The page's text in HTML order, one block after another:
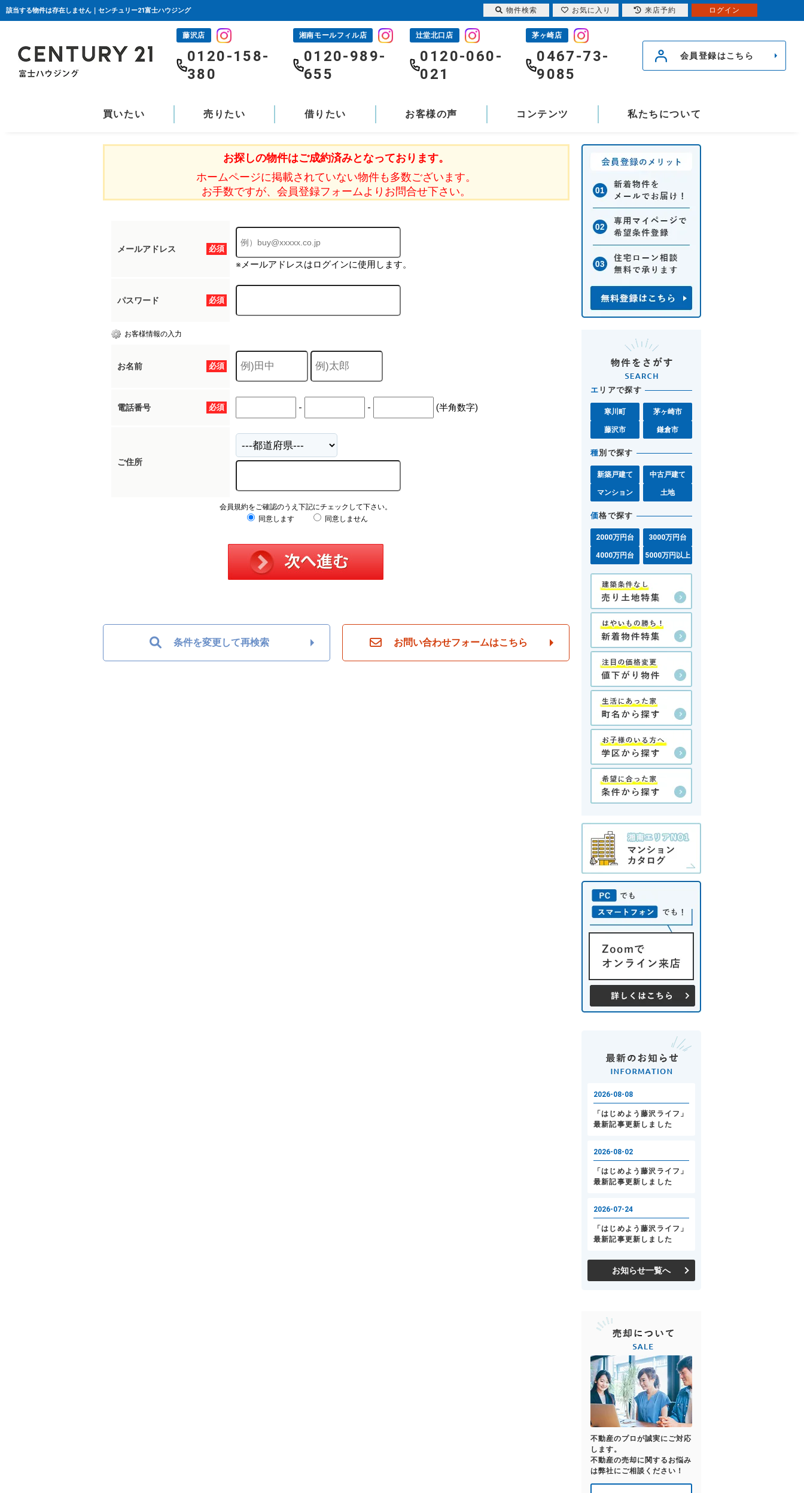
該当する物件は存在しません｜センチュリー21富士ハウジング
藤沢店
0120-158-
380
湘南モールフィル店
0120-989-
655
辻堂北口店
0120-060-
021
茅ヶ崎店
0467-73-
9085
会員登録はこちら
買いたい 売りたい 借りたい お客様の声 コンテンツ 私たちについて
お探しの物件はご成約済みとなっております。
ホームページに掲載されていない物件も多数ございます。
お手数ですが、会員登録フォームよりお問合せ下さい。
必須
メールアドレス
※メールアドレスはログインに使用します。
必須
パスワード
お客様情報の入力
必須
お名前
必須
電話番号 - - (半角数字)
ご住所
会員規約をご確認のうえ下記にチェックして下さい。
同意します
同意しません
条件を変更して再検索 お問い合わせフォームはこちら
エ リアで探す
寒川町 茅ヶ崎市
藤沢市 鎌倉市
種別で探す
新築戸建て 中古戸建て
マンション 土地
価格で探す
2000万円台 3000万円台
4000万円台 5000万円以上
お知らせ一覧へ
不動産のプロが誠実にご対応
します。
不動産の売却に関するお悩み
は弊社にご相談ください！
物件検索 お気に入り 来店予約 ログイン